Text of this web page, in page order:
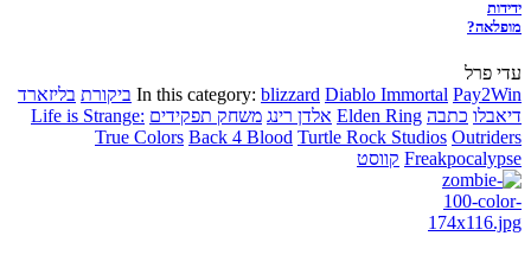
ידידות
מופלאה?
עדי פרל
In this category: blizzard Diablo Immortal Pay2Win ביקורת בליזארד
דיאבלו כתבה Elden Ring אלדן רינג משחק תפקידים Life is Strange:
True Colors Back 4 Blood Turtle Rock Studios Outriders
Freakpocalypse קווסט